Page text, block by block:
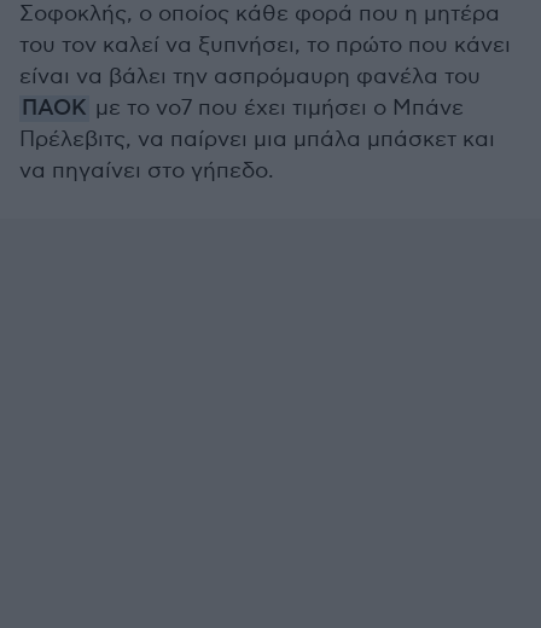
Σοφοκλής, ο οποίος κάθε φορά που η μητέρα
του τον καλεί να ξυπνήσει, το πρώτο που κάνει
είναι να βάλει την ασπρόμαυρη φανέλα του
ΠΑΟΚ με το νο7 που έχει τιμήσει ο Μπάνε
Πρέλεβιτς, να παίρνει μια μπάλα μπάσκετ και
να πηγαίνει στο γήπεδο.